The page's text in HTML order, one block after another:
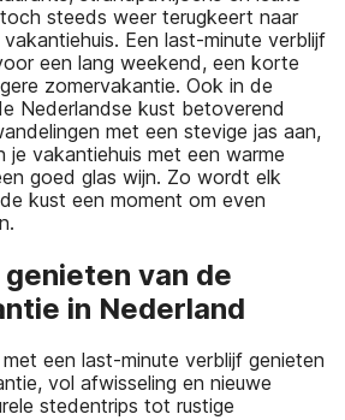
steeds weer terugkeert naar
Een last-minute verblijf
een lang weekend, een korte
zomervakantie. Ook in de
Nederlandse kust betoverend
met een stevige jas aan,
je vakantiehuis met een warme
goed glas wijn. Zo wordt elk
kust een moment om even
van de
in Nederland
een last-minute verblijf genieten
vol afwisseling en nieuwe
stedentrips tot rustige